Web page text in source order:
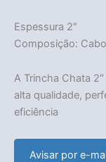
Espessura 2″
Composição:
A Trincha Chata
alta qualidade,
eficiência
Avisar por e-